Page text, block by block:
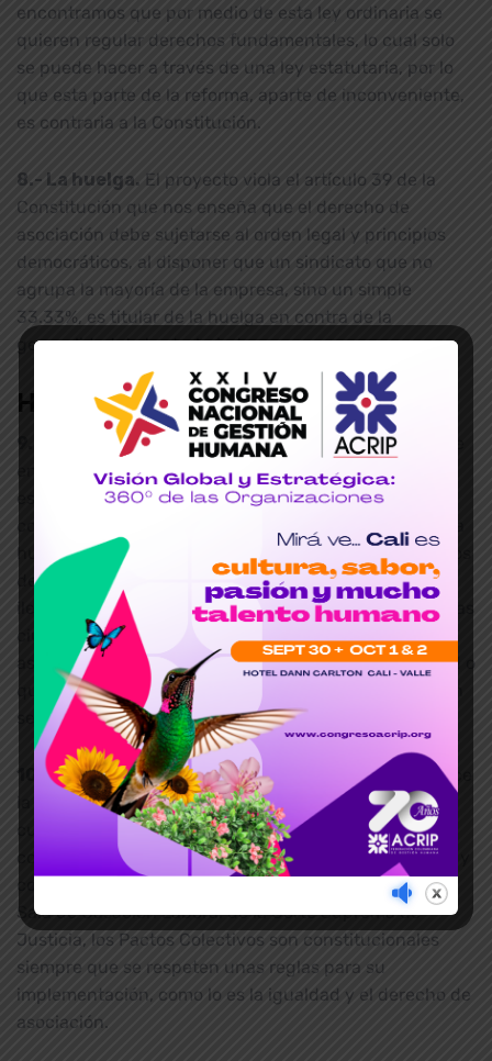
encontramos que por medio de esta ley ordinaria se
quieren regular derechos fundamentales, lo cual solo
se puede hacer a través de una ley estatutaria, por lo
que esta parte de la reforma, aparte de inconveniente,
es contraria a la Constitución.
8.- La huelga. El proyecto viola el artículo 39 de la
Constitución que nos enseña que el derecho de
asociación debe sujetarse al orden legal y principios
democráticos, al disponer que un sindicato que no
agrupa la mayoría de la empresa, sino un simple
33.33%, es titular de la huelga en contra de la
generalidad de los trabajadores.
Huelga en los servicios públicos
9.- Huelga en servicios públicos.
El gobierno insiste
en consagrar la huelga en los servicios públicos
esenciales en contra del interés general de los
colombianos. El país todavía no está preparado para la
huelga en estos casos, aquí no se respetan los mínimos
de prestación de servicios y una declaratoria de
ilegalidad de huelga dura dos años, verbigracia, que las
ciudades se queden sus servicios de agua, energía,
aseo dos años mientras la justicia declara la ilegalidad o
que no se prestan servicios mínimos en una huelga en
servicios públicos esenciales sería catastrófico.
10.- Los Pactos Colectivos de Trabajo.Se establece
la prohibición de los Pactos Colectivos de Trabajo,
cuando tal y como lo ha indicado la OIT estos pueden
coexistir con las Convenciones Colectivas de Trabajo, y
conforme lo ha indicado la Corte Constitucional y la
Sala de Casación Laboral de la Corte Suprema de
Justicia, los Pactos Colectivos son constitucionales
siempre que se respeten unas reglas para su
implementación, como lo es la igualdad y el derecho de
asociación.